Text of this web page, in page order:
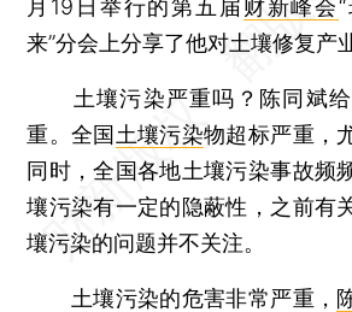
月19日举行的第五届财新峰会
来”分会上分享了他对土壤修复产
土壤污染严重吗？陈同斌给
重。全国 土壤污染物超标严重，
同时，全国各地土壤污染事故频
壤污染有一定的隐蔽性，之前有
壤污染的问题并不关注。
土壤污染的危害非常严重，